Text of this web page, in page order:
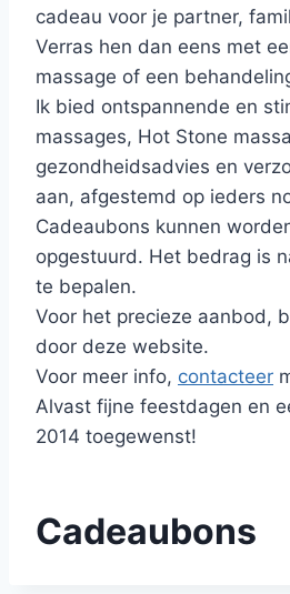
cadeau voor je partner,
Verras hen dan eens met
massage of een
Ik bied ontspannende en
massages, Hot Stone
gezondheidsadvies en
aan, afgestemd op ieders
Cadeaubons kunnen
opgestuurd. Het bedrag is
te bepalen.
Voor het precieze aanbod,
door deze website.
Voor meer info, contacteer
Alvast fijne feestdagen en
2014 toegewenst!
Cadeaubons